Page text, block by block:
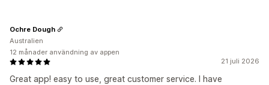
21 juli 2026
Great app! easy to use, great customer service. I have
Ochre Dough
Australien
12 månader användning av appen